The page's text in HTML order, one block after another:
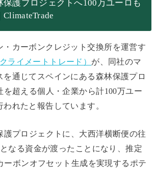
保護プロジェクトへ100万ユーロも
・カーボンクレジット交換所を運営す
ライメートトレード） が、同社のマ
を通じてスペインにある森林保護プロ
を超える個人・企業から計100万ユー
れたと報告しています。
護プロジェクトに、大西洋横断便の往
なる資金が渡ったことになり、推定
ーボンオフセット生成を実現するポテ